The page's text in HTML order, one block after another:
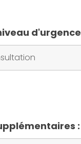
d'urgence
: